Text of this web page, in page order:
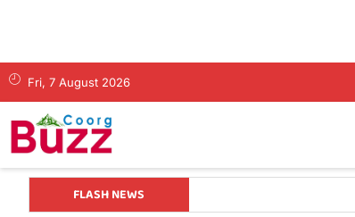
Fri, 7 August 2026
FLASH NEWS